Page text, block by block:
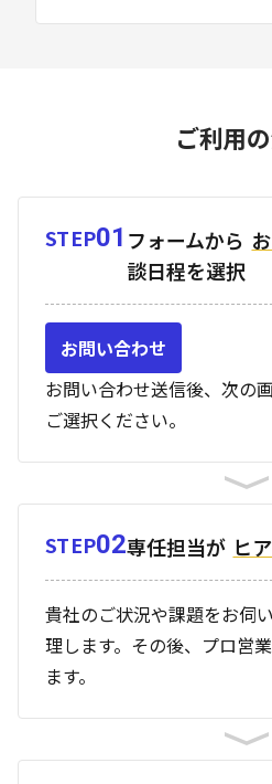
ご利用
STEP01 フォームから
談日程を選択
お問い合わせ
お問い合わせ送信後、次の
ご選択ください。
STEP02専任担当が ヒ
貴社のご状況や課題をお伺
理します。その後、プロ営
ます。